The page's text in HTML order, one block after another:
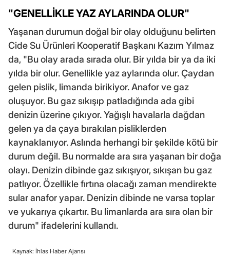
"GENELLİKLE YAZ AYLARINDA OLUR"
Yaşanan durumun doğal bir olay olduğunu belirten
Cide Su Ürünleri Kooperatif Başkanı Kazım Yılmaz
da, "Bu olay arada sırada olur. Bir yılda bir ya da iki
yılda bir olur. Genellikle yaz aylarında olur. Çaydan
gelen pislik, limanda birikiyor. Anafor ve gaz
oluşuyor. Bu gaz sıkışıp patladığında ada gibi
denizin üzerine çıkıyor. Yağışlı havalarla dağdan
gelen ya da çaya bırakılan pisliklerden
kaynaklanıyor. Aslında herhangi bir şekilde kötü bir
durum değil. Bu normalde ara sıra yaşanan bir doğa
olayı. Denizin dibinde gaz sıkışıyor, sıkışan bu gaz
patlıyor. Özellikle fırtına olacağı zaman mendirekte
sular anafor yapar. Denizin dibinde ne varsa toplar
ve yukarıya çıkartır. Bu limanlarda ara sıra olan bir
durum" ifadelerini kullandı.
Kaynak: İhlas Haber Ajansı